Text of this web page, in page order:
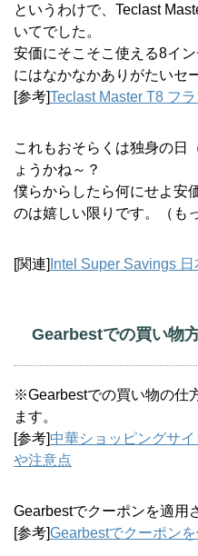
というわけで、Teclast
いてでした。
安価にそこそこ使える8イ
にはなかなかありがたいセ
[参考]Teclast Master T8 フ
これもおそらくは独身の日
ょうかね～？
僕らからしたら何にせよ安
のは嬉しい限りです。（も
[関連] Intel Super Savings
Gearbestでの買い物
※Gearbestでの買い物の仕
ます。
[参考]中華ショッピングサ
や注意点
Gearbestでクーポンを適用
[参考]Gearbestでクーポンを